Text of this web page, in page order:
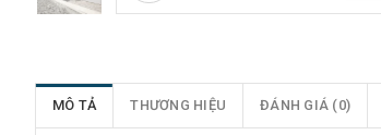
MÔ TẢ THƯƠNG HIỆU ĐÁNH GIÁ (0)